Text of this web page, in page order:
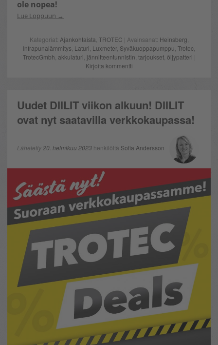
ole nopea!
Lue Loppuun
Kategoriat: Ajankohtaista TROTEC | Avainsanat: Heinsberg
Infrapunalämmitys Laturi Luxmeter, Syväkuoppapumppu Trotec
TrotecGmbh akkulaturi jännitteentunnistin tarjoukset, öljypatteri |
Kirjoita kommentti
Uudet DIILIT viikon alkuun! DIILIT
ovat nyt saatavilla verkkokaupassa!
Lähetetty20. helmikuu 2023 henkilöltä Sofia Andersson